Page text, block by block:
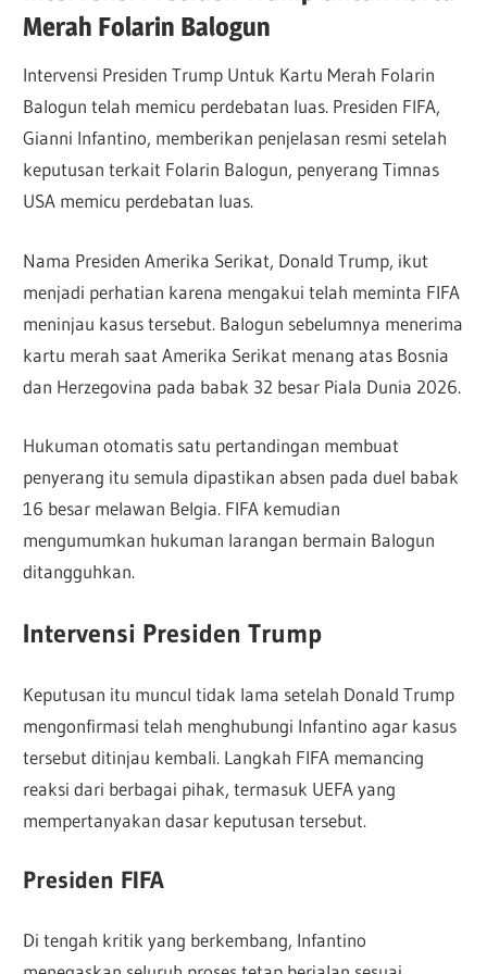
Merah Folarin Balogun
Intervensi Presiden Trump Untuk Kartu Merah Folarin
Balogun telah memicu perdebatan luas. Presiden FIFA,
Gianni Infantino, memberikan penjelasan resmi setelah
keputusan terkait Folarin Balogun, penyerang Timnas
USA memicu perdebatan luas.
Nama Presiden Amerika Serikat, Donald Trump, ikut
menjadi perhatian karena mengakui telah meminta FIFA
meninjau kasus tersebut. Balogun sebelumnya menerima
kartu merah saat Amerika Serikat menang atas Bosnia
dan Herzegovina pada babak 32 besar Piala Dunia 2026.
Hukuman otomatis satu pertandingan membuat
penyerang itu semula dipastikan absen pada duel babak
16 besar melawan Belgia. FIFA kemudian
mengumumkan hukuman larangan bermain Balogun
ditangguhkan.
Intervensi Presiden Trump
Keputusan itu muncul tidak lama setelah Donald Trump
mengonfirmasi telah menghubungi Infantino agar kasus
tersebut ditinjau kembali. Langkah FIFA memancing
reaksi dari berbagai pihak, termasuk UEFA yang
mempertanyakan dasar keputusan tersebut.
Presiden FIFA
Di tengah kritik yang berkembang, Infantino